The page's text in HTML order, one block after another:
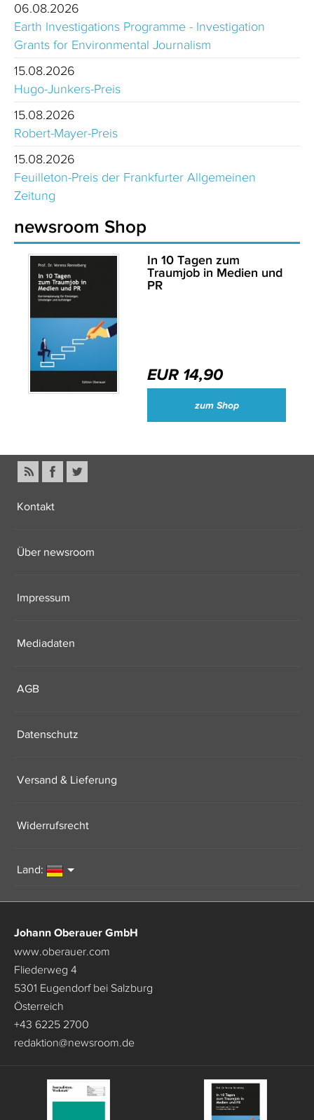
06.08.2026
Earth Investigations Programme - Investigation
Grants for Environmental Journalism
15.08.2026
Hugo-Junkers-Preis
15.08.2026
Robert-Mayer-Preis
15.08.2026
Feuilleton-Preis der Frankfurter Allgemeinen
Zeitung
newsroom Shop
In 10 Tagen zum
Traumjob in Medien und
PR
EUR 14,90
zum Shop
Kontakt
Über newsroom
Impressum
Mediadaten
AGB
Datenschutz
Versand & Lieferung
Widerrufsrecht
Land:
Johann Oberauer GmbH
www.oberauer.com
Fliederweg 4
5301 Eugendorf bei Salzburg
Österreich
+43 6225 2700
redaktion@newsroom.de